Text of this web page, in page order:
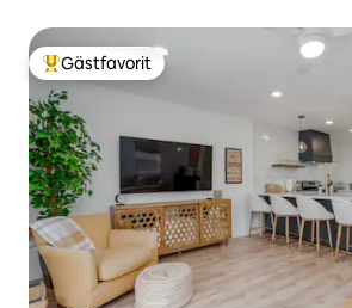
Populär gästfavorit
Gästfavorit